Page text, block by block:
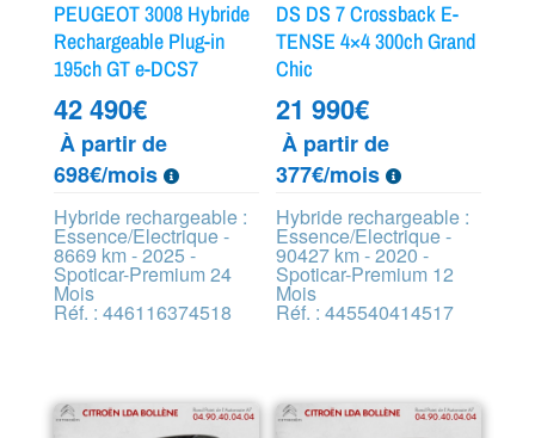
PEUGEOT 3008 Hybride
Rechargeable Plug-in
195ch GT e-DCS7
42 490€
À partir de
698€/mois
Hybride rechargeable :
Essence/Electrique -
8669 km - 2025 -
Spoticar-Premium 24
Mois
Réf. : 446116374518
DS DS 7 Crossback E-
TENSE 4×4 300ch Grand
Chic
21 990€
À partir de
377€/mois
Hybride rechargeable :
Essence/Electrique -
90427 km - 2020 -
Spoticar-Premium 12
Mois
Réf. : 445540414517